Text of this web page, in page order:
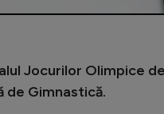
Jocurilor Olimpice
de Gimnastică.